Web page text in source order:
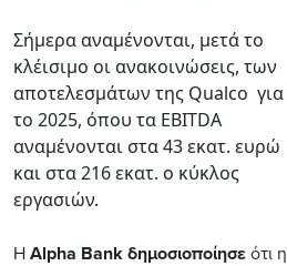
Σήμερα αναμένονται, μετά το
κλέισιμο οι ανακοινώσεις, των
αποτελεσμάτων της Qualco για
το 2025, όπου τα EBITDA
αναμένονται στα 43 εκατ. ευρώ
και στα 216 εκατ. ο κύκλος
εργασιών.
Η Alpha Bank δημοσιοποίησε ότι η